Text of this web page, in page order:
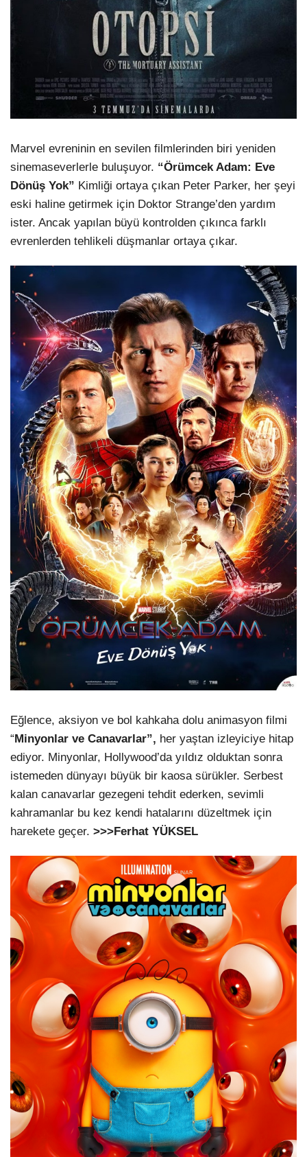
Marvel evreninin en sevilen filmlerinden biri yeniden
sinemaseverlerle buluşuyor. “Örümcek Adam: Eve
Dönüş Yok” Kimliği ortaya çıkan Peter Parker, her şeyi
eski haline getirmek için Doktor Strange’den yardım
ister. Ancak yapılan büyü kontrolden çıkınca farklı
evrenlerden tehlikeli düşmanlar ortaya çıkar.
Eğlence, aksiyon ve bol kahkaha dolu animasyon filmi
“Minyonlar ve Canavarlar”, her yaştan izleyiciye hitap
ediyor. Minyonlar, Hollywood’da yıldız olduktan sonra
istemeden dünyayı büyük bir kaosa sürükler. Serbest
kalan canavarlar gezegeni tehdit ederken, sevimli
kahramanlar bu kez kendi hatalarını düzeltmek için
harekete geçer. >>>Ferhat YÜKSEL